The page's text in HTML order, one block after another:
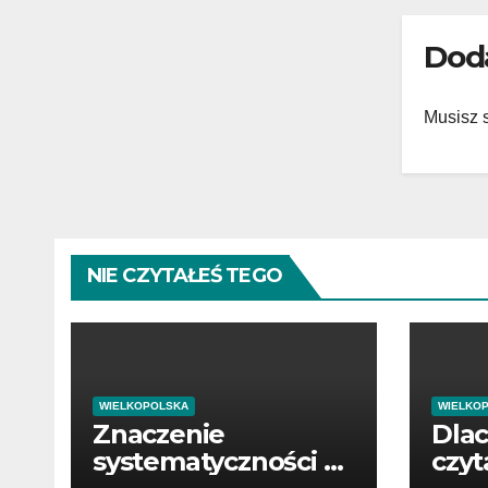
Musisz
NIE CZYTAŁEŚ TEGO
WIELKOPOLSKA
Znaczenie
systematyczności w